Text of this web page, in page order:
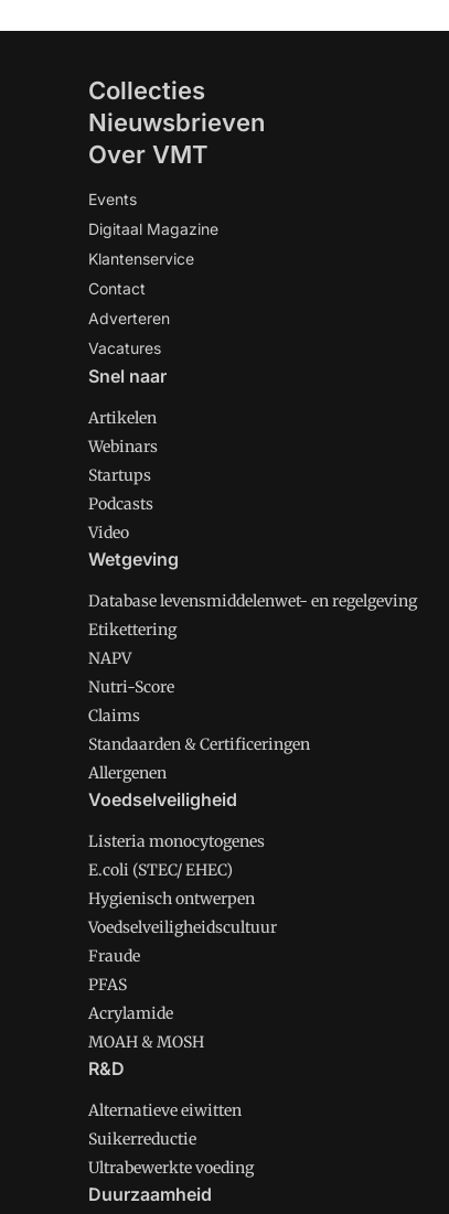
Collecties
Nieuwsbrieven
Over VMT
Events
Digitaal Magazine
Klantenservice
Contact
Adverteren
Vacatures
Snel naar
Artikelen
Webinars
Startups
Podcasts
Video
Wetgeving
Database levensmiddelenwet- en regelgeving
Etikettering
NAPV
Nutri-Score
Claims
Standaarden & Certificeringen
Allergenen
Voedselveiligheid
Listeria monocytogenes
E.coli (STEC/ EHEC)
Hygienisch ontwerpen
Voedselveiligheidscultuur
Fraude
PFAS
Acrylamide
MOAH & MOSH
R&D
Alternatieve eiwitten
Suikerreductie
Ultrabewerkte voeding
Duurzaamheid